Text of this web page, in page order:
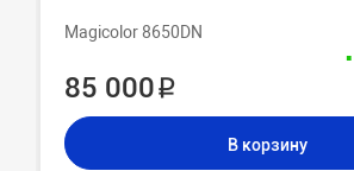
Magicolor 8650DN
85 000 ₽
В корзину